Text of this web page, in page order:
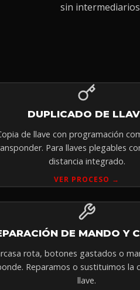
sin
DUPLICADO DE
de llave con programación
Para llaves plegables
distancia integrado.
VER PROCESO →
DE MANDO Y
rota, botones gastados o
Reparamos o sustituimos la
llave.